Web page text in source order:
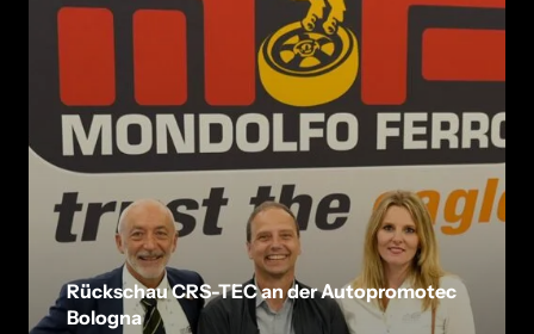
Rückschau CRS-TEC an der Autopromotec
Bologna